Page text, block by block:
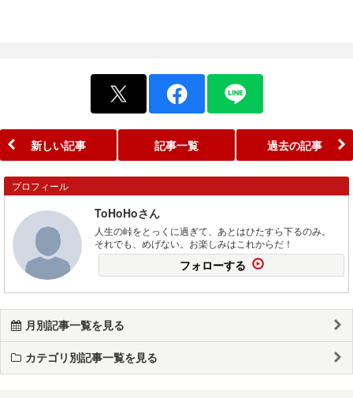
新しい記事 記事一覧 過去の記事
プロフィール
ToHoHoさん
人生の峠をとっくに過ぎて、あとはひたすら下るのみ。
それでも、めげない。お楽しみはこれからだ！
フォローする
月別記事一覧を見る
カテゴリ別記事一覧を見る